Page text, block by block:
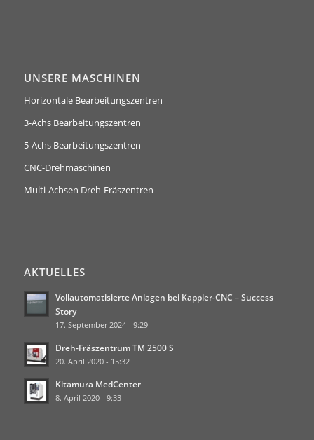
UNSERE MASCHINEN
Horizontale Bearbeitungszentren
3-Achs Bearbeitungszentren
5-Achs Bearbeitungszentren
CNC-Drehmaschinen
Multi-Achsen Dreh-Fräszentren
AKTUELLES
Vollautomatisierte Anlagen bei Kappler-CNC – Success
Story
17. September 2024 - 9:29
Dreh-Fräszentrum TM 2500 S
20. April 2020 - 15:32
Kitamura MedCenter
8. April 2020 - 9:33